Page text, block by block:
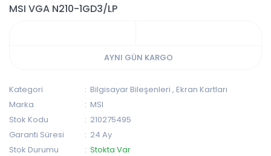
MSI VGA N210-1GD3/LP
AYNI GÜN KARGO
Kategori Bilgisayar Bileşenleri , Ekran Kartları
Marka
MSI
Stok Kodu
210275495
Garanti Süresi
24 Ay
Stok Durumu
Stokta Var